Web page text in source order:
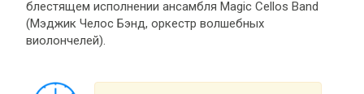
блестящем исполнении ансамбля Magic Cellos Band
(Мэджик Челос Бэнд, оркестр волшебных
виолончелей).